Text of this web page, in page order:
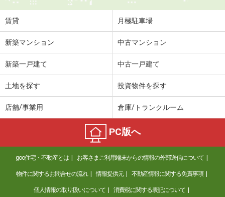
賃貸 月極駐車場
新築マンション 中古マンション
新築一戸建て 中古一戸建て
土地を探す 投資物件を探す
店舗/事業用 倉庫/トランクルーム
PC版へ
goo住宅・不動産とは お客さまご利用端末からの情報の外部送信について
物件に関するお問合せの流れ 情報提供元 不動産情報に関する免責事項
個人情報の取り扱いについて 消費税に関する表記について